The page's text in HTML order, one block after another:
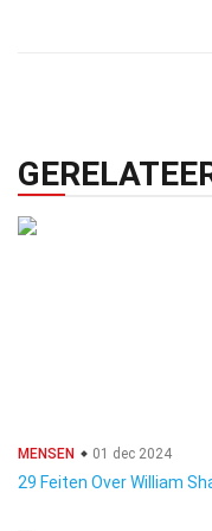
MENSEN 01 dec 2024
29 Feiten Over William